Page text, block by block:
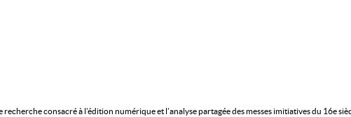
consacré à l’édition numérique et l’analyse partagée des messes imitiatives du 16e